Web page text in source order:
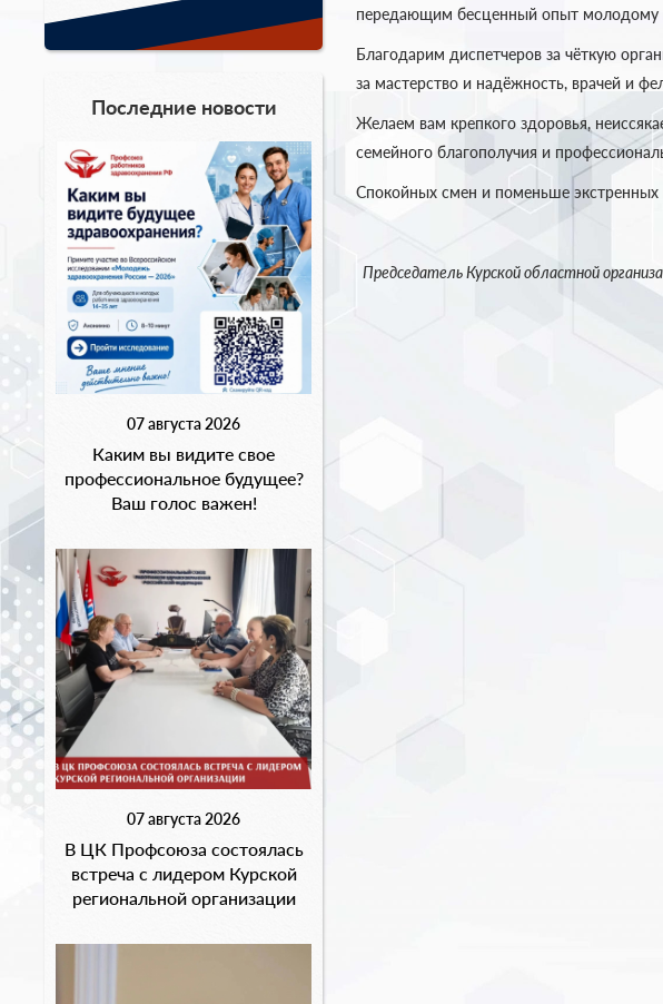
Последние новости
07 августа 2026
Каким вы видите свое
профессиональное будущее?
Ваш голос важен!
07 августа 2026
В ЦК Профсоюза состоялась
встреча с лидером Курской
региональной организации
передающим бесценный опыт молодому
Благодарим диспетчеров за чёткую
за мастерство и надёжность, врачей и
Желаем вам крепкого здоровья,
семейного благополучия и
Спокойных смен и поменьше экстренных
Председатель Курской областной